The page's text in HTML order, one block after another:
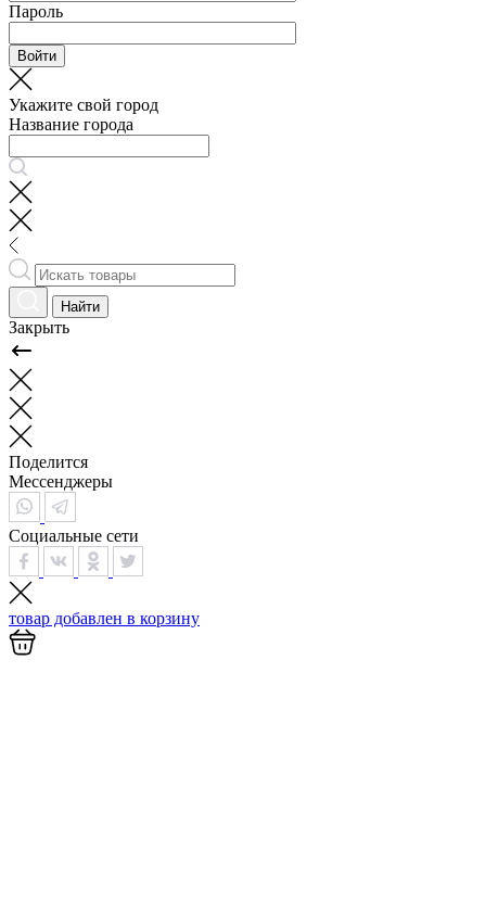
Пароль
Войти
Укажите свой город
Название города
Найти
Закрыть
Поделится
Мессенджеры
Социальные сети
товар добавлен в корзину